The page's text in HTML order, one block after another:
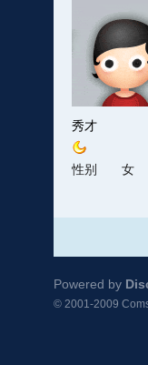
秀才
性别 女
Powered by
© 2001-2009